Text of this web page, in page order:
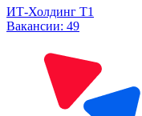
ИТ-Холдинг Т1
Вакансии: 49